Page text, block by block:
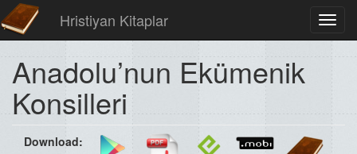
Hristiyan Kitaplar
Anadolu’nun Ekümenik
Konsilleri
Download: